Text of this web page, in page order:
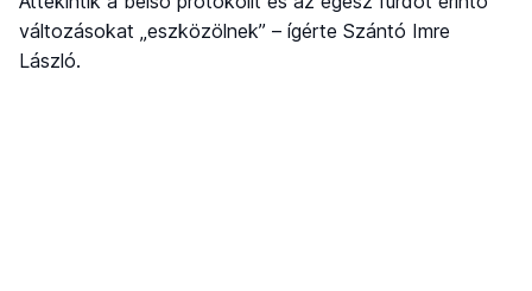
változásokat „eszközölnek” – ígérte Szántó Imre
László.